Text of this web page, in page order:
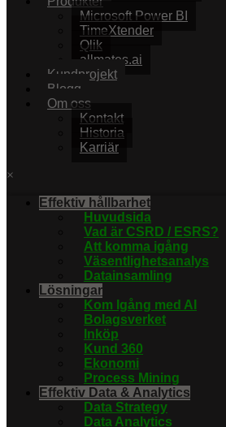
Microsoft Power BI
TimeXtender
Qlik
allmates.ai
Kundprojekt
Blogg
Om oss
Kontakt
Historia
Karriär
×
Effektiv hållbarhet
Huvudsida
Vad är CSRD / ESRS?
Att komma igång
Väsentlighetsanalys
Datainsamling
Lösningar
Kom Igång med AI
Bolagsverket
Inköp
Kund 360
Ekonomi
Process Mining
Effektiv Data & Analytics
Data Strategy
Data Analytics